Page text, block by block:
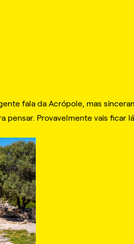
fala da Acrópole, mas
pensar. Provavelmente vais ficar